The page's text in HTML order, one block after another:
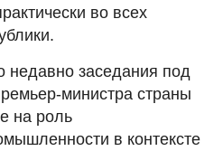
во всех
заседания под
министра страны
на роль
в контексте